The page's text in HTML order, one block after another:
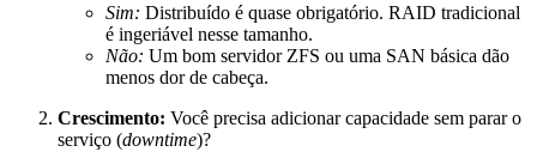
Sim: Distribuído é quase obrigatório. RAID tradicional
é ingeriável nesse tamanho.
Não: Um bom servidor ZFS ou uma SAN básica dão
menos dor de cabeça.
Crescimento: Você precisa adicionar capacidade sem parar o
serviço (downtime)?